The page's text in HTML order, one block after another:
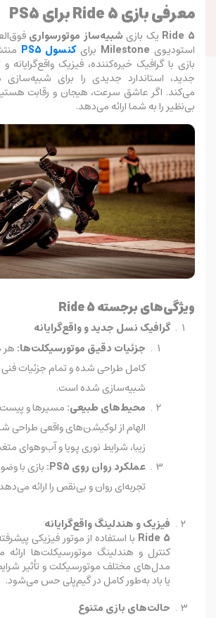
معرفی بازی Ride 5 برای PS5
Ride 5 یک بازی شبیه‌ساز موتورسواری
استودیوی Milestone برایکنسول PS5
بازی با گرافیک خیره‌کننده، فیزیک واقع‌گرایانه
جدید، استاندارد جدیدی را برای شبیه‌سازی
می‌کند. اگر عاشق سرعت، هیجان و رقابت
بی‌نظیر را به شما ارائه می‌دهد.
ویژگی‌های برجسته Ride 5
گرافیک نسل جدید و واقع‌گرایانه
جزئیات دقیق موتورسیکلت‌ها: هر
کامل طراحی شده و تمام جزئیات
شبیه‌سازی شده است.
محیط‌های طبیعی: مسیرها و
الهام از لوکیشن‌های واقعی طراحی
زیبا، شرایط نوری پویا و آب‌وهوای
عملکرد روان روی PS5:
تجربه‌ای روان و بی‌نقص را ارائه
فیزیک و هندلینگ واقع‌گرایانه
Ride 5 با استفاده از موتور فیزیکی
کنترل و هندلینگ موتورسیکلت‌ها
مدل‌های مختلف موتورسیکلت و تأثیر
یا باد به‌طور کامل در گیم‌پلی حس می‌شود.
حالت‌های بازی متنوع